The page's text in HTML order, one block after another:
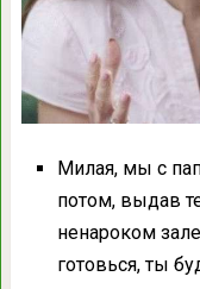
Милая, мы с
потом, выдав
ненароком
готовься, ты